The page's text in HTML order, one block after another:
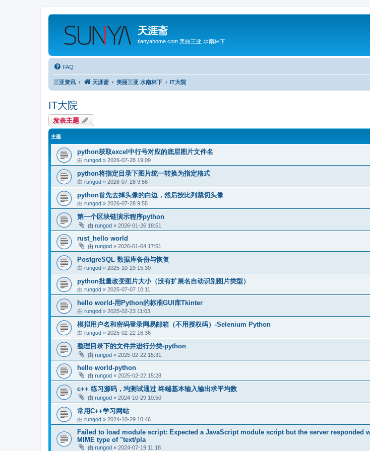
天涯斋
tianyahome.com 美丽三亚 水南林下
FAQ
三亚资讯 天涯斋 美丽三亚 水南林下 IT大院
IT大院
发表主题
主题
python获取excel中行号对应的底层图片文件名
由 rungod » 2026-07-28 19:09
python将指定目录下图片统一转换为指定格式
由 rungod » 2026-07-28 9:56
python首先去掉头像的白边，然后按比列裁切头像
由 rungod » 2026-07-28 9:55
第一个区块链演示程序python
由 rungod » 2026-01-26 18:51
rust_hello world
由 rungod » 2026-01-04 17:51
PostgreSQL 数据库备份与恢复
由 rungod » 2025-10-29 15:30
python批量改变图片大小（没有扩展名自动识别图片类型）
由 rungod » 2025-07-07 10:11
hello world-用Python的标准GUI库Tkinter
由 rungod » 2025-02-23 11:03
模拟用户名和密码登录网易邮箱（不用授权码）-Selenium Python
由 rungod » 2025-02-22 16:36
整理目录下的文件并进行分类-python
由 rungod » 2025-02-22 15:31
hello world-python
由 rungod » 2025-02-22 15:28
c++ 练习源码，均测试通过 终端基本输入输出求平均数
由 rungod » 2024-10-29 10:50
常用C++学习网站
由 rungod » 2024-10-29 10:46
Failed to load module script: Expected a JavaScript module script but the server responded
MIME type of "text/pla
由 rungod » 2024-07-19 11:18